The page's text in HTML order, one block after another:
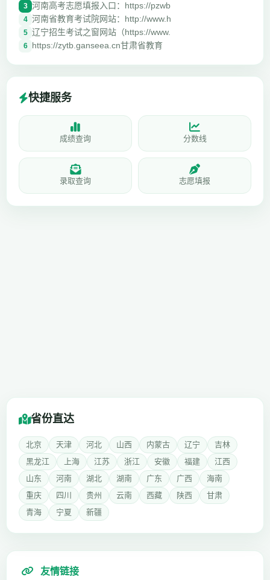
3 河南高考志愿填报入口：https://pzwb
4 河南省教育考试院网站：http://www.h
5 辽宁招生考试之窗网站（https://www.
6 https://zytb.ganseea.cn甘肃省教育
快捷服务
成绩查询 分数线
录取查询 志愿填报
省份直达
北京 天津 河北 山西 内蒙古 辽宁
吉林
黑龙江
上海 江苏 浙江 安徽 福建
江西
山东
河南 湖北 湖南 广东 广西
海南
重庆
四川 贵州 云南 西藏 陕西
甘肃
青海
宁夏 新疆
友情链接